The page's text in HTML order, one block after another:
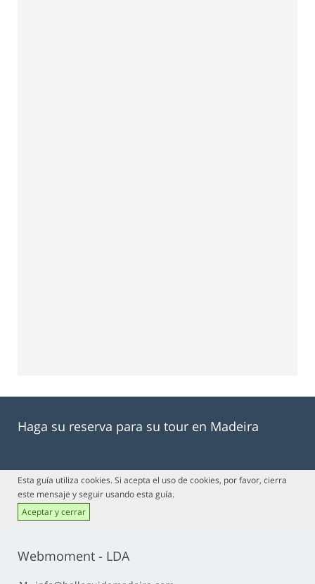
Haga su reserva para su tour en Madeira
Esta guía utiliza cookies. Si acepta el uso de cookies, por favor, cierra
este mensaje y seguir usando esta guía.
Aceptar y cerrar
Webmoment - LDA